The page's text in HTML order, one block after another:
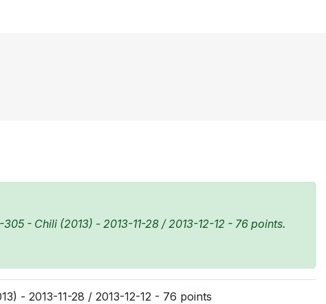
- Chili (2013) - 2013-11-28 / 2013-12-12 - 76 points.
- 2013-11-28 / 2013-12-12 - 76 points